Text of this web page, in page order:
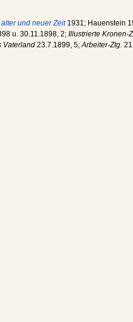
und neuer Zeit1931; Hauenstein
u. 30.11.1898, 2; Illustrierte Kronen-
Vaterland 23.7.1899, 5;Arbeiter-Ztg.